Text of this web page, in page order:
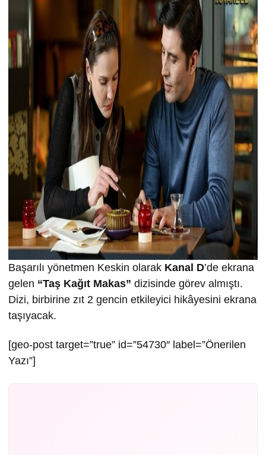
Başarılı yönetmen Keskin olarak Kanal D’de ekrana
gelen “Taş Kağıt Makas” dizisinde görev almıştı.
Dizi, birbirine zıt 2 gencin etkileyici hikâyesini ekrana
taşıyacak.
[geo-post target=”true” id=”54730″ label=”Önerilen
Yazı”]